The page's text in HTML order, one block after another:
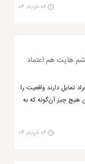
تجربه خواهید کرد
بین افرادی
شبه
انگیز بودن
دبی اگر احساس
زیرا در این
۰۸ خرداد ۰۴
هایت هم اعتماد
تمایل دارند واقعیت را
هیچ چیز آن‌گونه که به
۰۴ خرداد ۰۴